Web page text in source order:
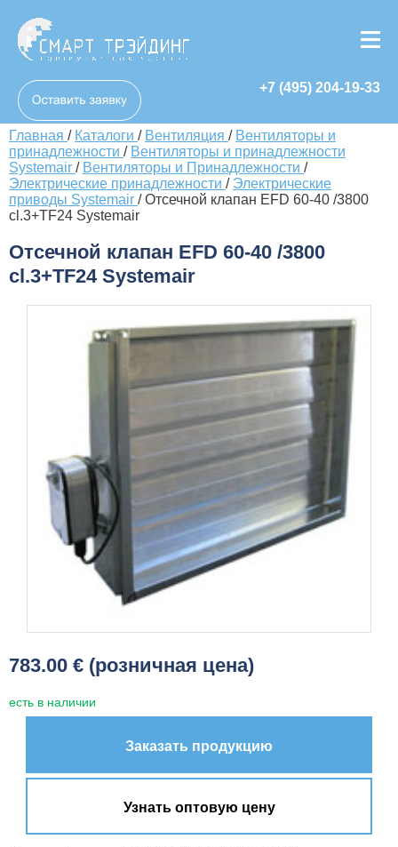
+7 (495) 204-19-33
Главная / Каталоги / Вентиляция / Вентиляторы и
принадлежности / Вентиляторы и принадлежности
Systemair / Вентиляторы и Принадлежности /
Электрические принадлежности / Электрические
приводы Systemair /Отсечной клапан EFD 60-40 /3800
cl.3+TF24 Systemair
Отсечной клапан EFD 60-40 /3800
cl.3+TF24 Systemair
783.00 € (розничная цена)
есть в наличии
Заказать продукцию
Узнать оптовую цену